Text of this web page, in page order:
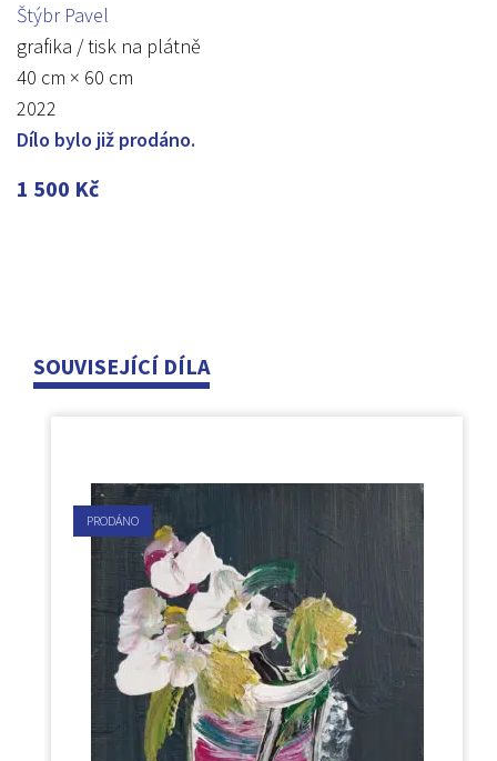
Štýbr Pavel
grafika / tisk na plátně
40 cm × 60 cm
2022
Dílo bylo již prodáno.
1 500 Kč
SOUVISEJÍCÍ DÍLA
PRODÁNO